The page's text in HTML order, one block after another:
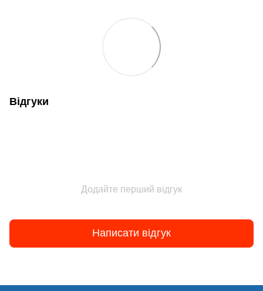
Відгуки
Додайте перший відгук
Написати відгук